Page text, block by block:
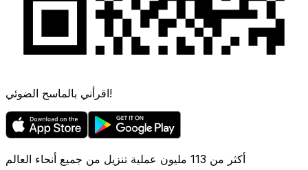
اقرأني بالماسح الضوئي!
أكثر من 113 مليون عملية تنزيل من جميع أنحاء العالم